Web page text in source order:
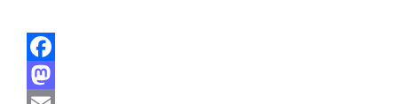
Facebook